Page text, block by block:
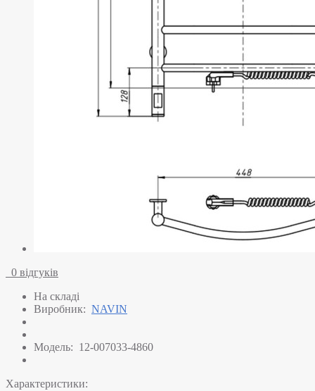
0 відгуків
На складі
Виробник: NAVIN
Модель: 12-007033-4860
Характеристики: